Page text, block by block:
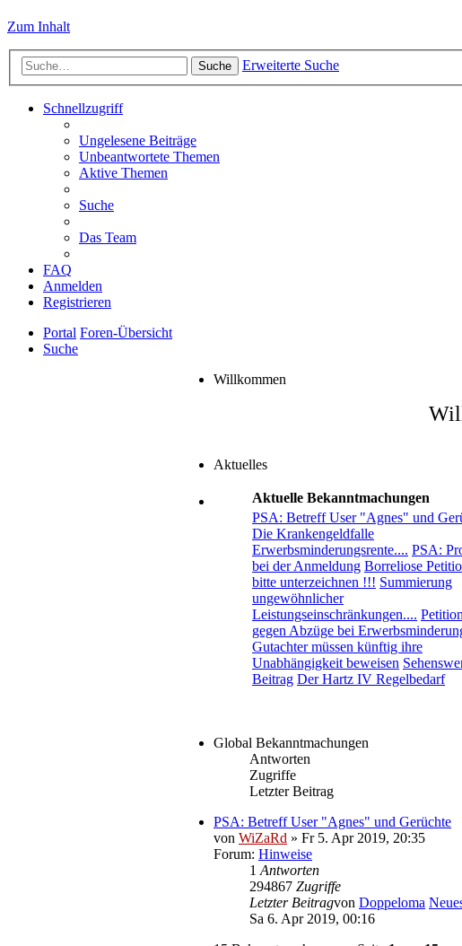
Zum Inhalt
Suche Erweiterte Suche
Schnellzugriff
Ungelesene Beiträge
Unbeantwortete Themen
Aktive Themen
Suche
Das Team
FAQ
Anmelden
Registrieren
Portal Foren-Übersicht
Suche
Willkommen
Aktuelles
Aktuelle Bekanntmachungen
PSA: Betreff User "Agnes" und
Die Krankengeldfalle
Erwerbsminderungsrente.... PSA:
bei der Anmeldung Borreliose
bitte unterzeichnen !!! Summierung
ungewöhnlicher
Leistungseinschränkungen.... Petition
gegen Abzüge bei
Gutachter müssen künftig ihre
Unabhängigkeit beweisen
Beitrag Der Hartz IV Regelbedarf
Global Bekanntmachungen
Antworten
Zugriffe
Letzter Beitrag
PSA: Betreff User "Agnes" und Gerüchte
von WiZaRd » Fr 5. Apr 2019, 20:35
Forum: Hinweise
1 Antworten
294867 Zugriffe
Letzter Beitragvon Doppeloma
Sa 6. Apr 2019, 00:16